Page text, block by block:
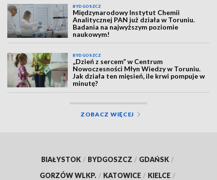
BYDGOSZCZ
Międzynarodowy Instytut Chemii
Analitycznej PAN już działa w Toruniu.
Badania na najwyższym poziomie
naukowym!
BYDGOSZCZ
„Dzień z sercem” w Centrum
Nowoczesności Młyn Wiedzy w Toruniu.
Jak działa ten mięsień, ile krwi pompuje w
minutę?
ZOBACZ WIĘCEJ
BIAŁYSTOK / BYDGOSZCZ / GDAŃSK /
GORZÓW WLKP. / KATOWICE / KIELCE /